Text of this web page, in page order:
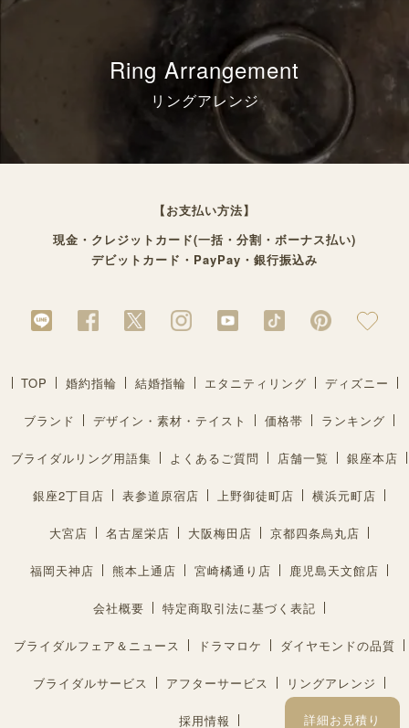
Ring Arrangement
リングアレンジ
詳細お見積り
【お支払い方法】
現金・クレジットカード(一括・分割・ボーナス払い)
デビットカード・PayPay・銀行振込み
TOP 婚約指輪 結婚指輪 エタニティリング ディズニー
ブランド デザイン・素材・テイスト 価格帯 ランキング
ブライダルリング用語集 よくあるご質問 店舗一覧 銀座本店
銀座2丁目店 表参道原宿店 上野御徒町店 横浜元町店
大宮店 名古屋栄店 大阪梅田店 京都四条烏丸店
福岡天神店 熊本上通店 宮崎橘通り店 鹿児島天文館店
会社概要 特定商取引法に基づく表記
ブライダルフェア＆ニュース ドラマロケ ダイヤモンドの品質
ブライダルサービス アフターサービス リングアレンジ
採用情報